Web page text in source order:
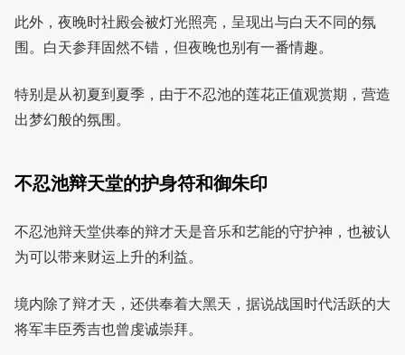
此外，夜晚时社殿会被灯光照亮，呈现出与白天不同的氛
围。白天参拜固然不错，但夜晚也别有一番情趣。
特别是从初夏到夏季，由于不忍池的莲花正值观赏期，营造
出梦幻般的氛围。
不忍池辩天堂的护身符和御朱印
不忍池辩天堂供奉的辩才天是音乐和艺能的守护神，也被认
为可以带来财运上升的利益。
境内除了辩才天，还供奉着大黑天，据说战国时代活跃的大
将军丰臣秀吉也曾虔诚崇拜。